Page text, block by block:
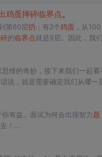
鸡蛋摔碎临界点。
第60层扔 ；有2个鸡蛋 ，从
的临界点就是9层。因此，我
思维的奇妙，接下来我们一起
说，就是需要确定我们从哪一
有益。面试为何会出现智力题
！...